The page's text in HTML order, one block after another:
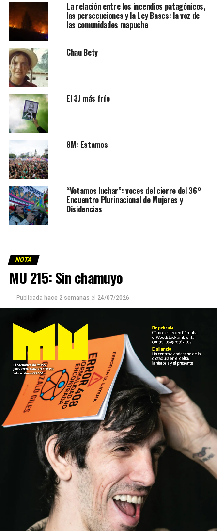
La relación entre los incendios patagónicos,
las persecuciones y la Ley Bases: la voz de
las comunidades mapuche
Chau Bety
El 3J más frío
8M: Estamos
“Votamos luchar”: voces del cierre del 36°
Encuentro Plurinacional de Mujeres y
Disidencias
NOTA
MU 215: Sin chamuyo
Publicada hace 2 semanas el 24/07/2026